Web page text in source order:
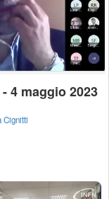
4 maggio 2023
Cignitti